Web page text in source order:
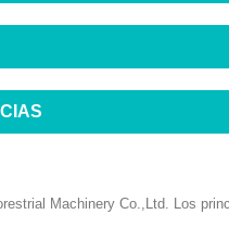
Machinery Co.,Ltd. Los